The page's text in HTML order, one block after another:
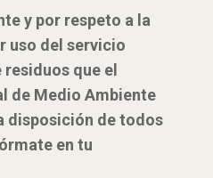
y por respeto a la
uso del servicio
que el
de Medio Ambiente
disposición de todos
en tu